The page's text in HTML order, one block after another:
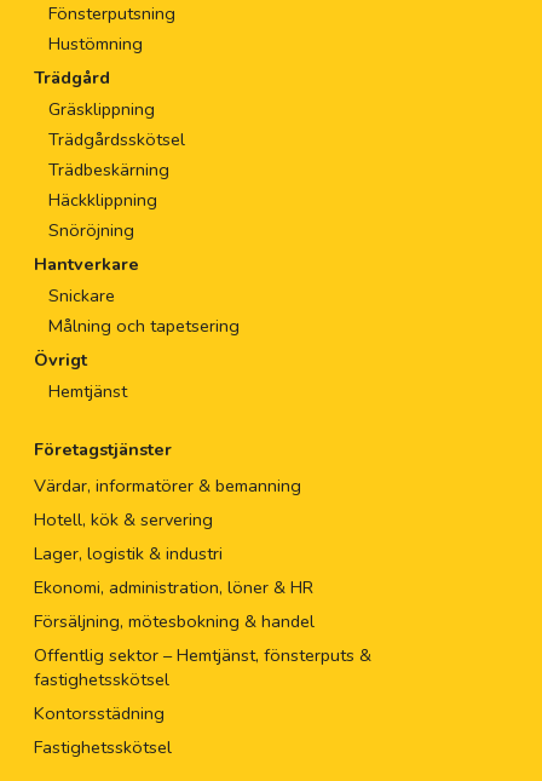
Fönsterputsning
Hustömning
Trädgård
Gräsklippning
Trädgårdsskötsel
Trädbeskärning
Häckklippning
Snöröjning
Hantverkare
Snickare
Målning och tapetsering
Övrigt
Hemtjänst
Företagstjänster
Värdar, informatörer & bemanning
Hotell, kök & servering
Lager, logistik & industri
Ekonomi, administration, löner & HR
Försäljning, mötesbokning & handel
Offentlig sektor – Hemtjänst, fönsterputs &
fastighetsskötsel
Kontorsstädning
Fastighetsskötsel